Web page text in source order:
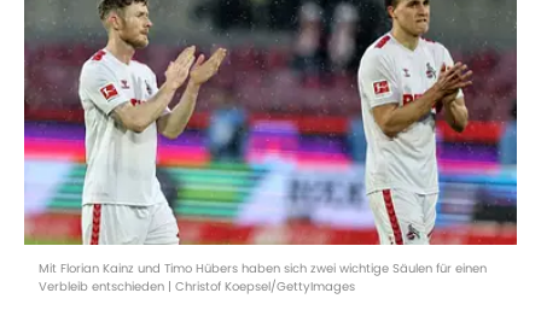
Mit Florian Kainz und Timo Hübers haben sich zwei wichtige Säulen für einen
Verbleib entschieden | Christof Koepsel/GettyImages